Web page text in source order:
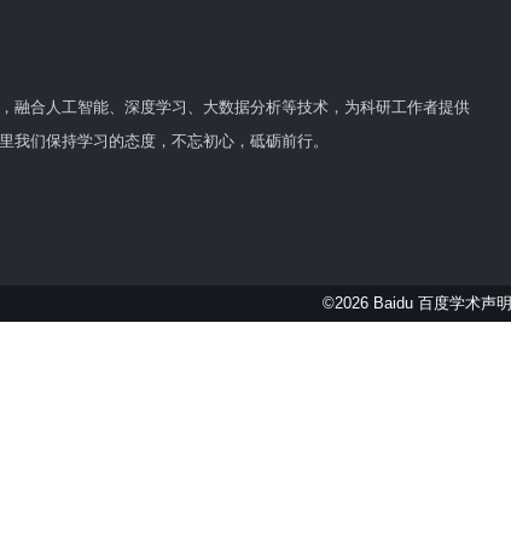
融合人工智能、深度学习、大数据分析等技术，为科研工作者提供
我们保持学习的态度，不忘初心，砥砺前行。
©2026 Baidu 百度学术声明